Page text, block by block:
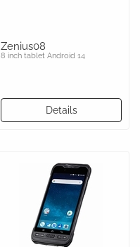
Zenius08
8 inch tablet Android 14
Details